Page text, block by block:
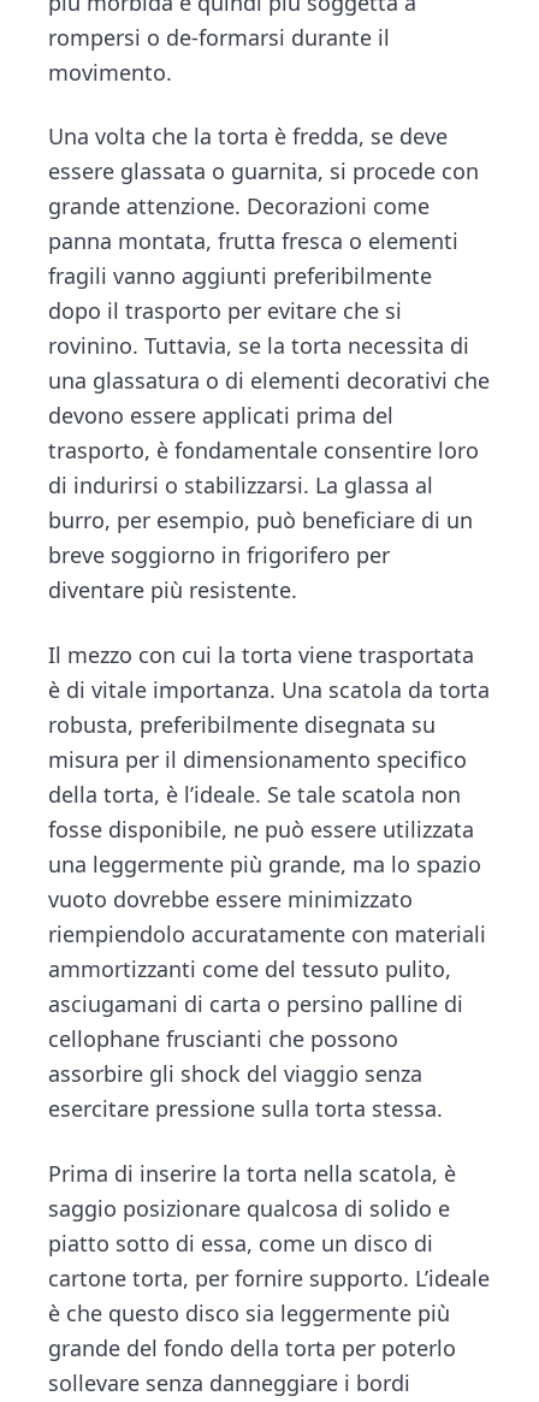
rompersi o de-formarsi durante il
movimento.
Una volta che la torta è fredda, se deve
essere glassata o guarnita, si procede con
grande attenzione. Decorazioni come
panna montata, frutta fresca o elementi
fragili vanno aggiunti preferibilmente
dopo il trasporto per evitare che si
rovinino. Tuttavia, se la torta necessita di
una glassatura o di elementi decorativi che
devono essere applicati prima del
trasporto, è fondamentale consentire loro
di indurirsi o stabilizzarsi. La glassa al
burro, per esempio, può beneficiare di un
breve soggiorno in frigorifero per
diventare più resistente.
Il mezzo con cui la torta viene trasportata
è di vitale importanza. Una scatola da torta
robusta, preferibilmente disegnata su
misura per il dimensionamento specifico
della torta, è l’ideale. Se tale scatola non
fosse disponibile, ne può essere utilizzata
una leggermente più grande, ma lo spazio
vuoto dovrebbe essere minimizzato
riempiendolo accuratamente con materiali
ammortizzanti come del tessuto pulito,
asciugamani di carta o persino palline di
cellophane fruscianti che possono
assorbire gli shock del viaggio senza
esercitare pressione sulla torta stessa.
Prima di inserire la torta nella scatola, è
saggio posizionare qualcosa di solido e
piatto sotto di essa, come un disco di
cartone torta, per fornire supporto. L’ideale
è che questo disco sia leggermente più
grande del fondo della torta per poterlo
sollevare senza danneggiare i bordi